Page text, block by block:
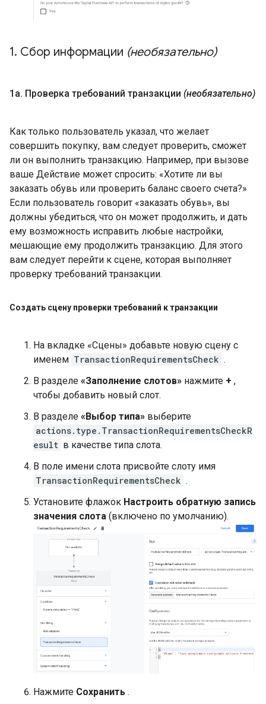
1. Сбор информации (необязательно)
1а. Проверка требований транзакции (необязательно)
Как только пользователь указал, что желает
совершить покупку, вам следует проверить, сможет
ли он выполнить транзакцию. Например, при вызове
ваше Действие может спросить: «Хотите ли вы
заказать обувь или проверить баланс своего счета?»
Если пользователь говорит «заказать обувь», вы
должны убедиться, что он может продолжить, и дать
ему возможность исправить любые настройки,
мешающие ему продолжить транзакцию. Для этого
вам следует перейти к сцене, которая выполняет
проверку требований транзакции.
Создать сцену проверки требований к транзакции
На вкладке «Сцены» добавьте новую сцену с
именем TransactionRequirementsCheck .
В разделе «Заполнение слотов» нажмите + ,
чтобы добавить новый слот.
В разделе «Выбор типа» выберите
actions.type.TransactionRequirementsCheckR
esult в качестве типа слота.
В поле имени слота присвойте слоту имя
TransactionRequirementsCheck .
Установите флажок Настроить обратную запись
значения слота (включено по умолчанию).
Нажмите Сохранить .